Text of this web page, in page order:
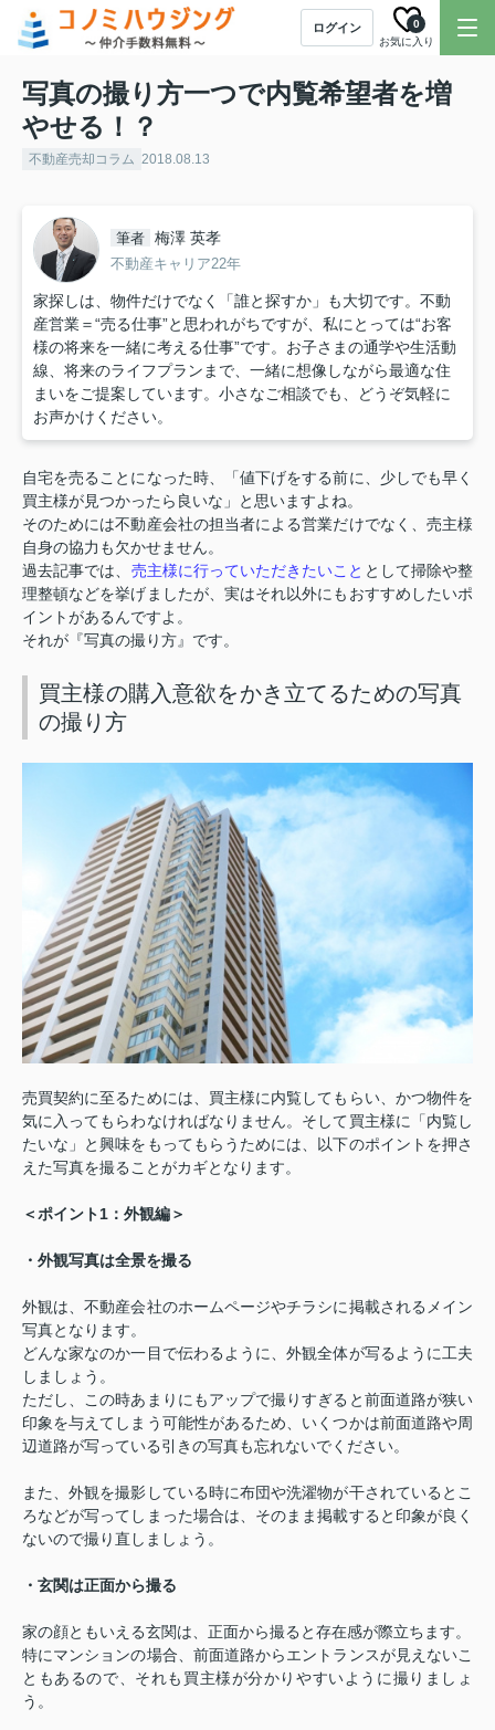
ログイン
お気に入り
0
写真の撮り方一つで内覧希望者を増
やせる！？
不動産売却コラム 2018.08.13
筆者 梅澤 英孝
不動産キャリア22年
家探しは、物件だけでなく「誰と探すか」も大切です。不動
産営業＝“売る仕事”と思われがちですが、私にとっては“お客
様の将来を一緒に考える仕事”です。お子さまの通学や生活動
線、将来のライフプランまで、一緒に想像しながら最適な住
まいをご提案しています。小さなご相談でも、どうぞ気軽に
お声かけください。
自宅を売ることになった時、「値下げをする前に、少しでも早く
買主様が見つかったら良いな」と思いますよね。
そのためには不動産会社の担当者による営業だけでなく、売主様
自身の協力も欠かせません。
過去記事では、 売主様に行っていただきたいこと として掃除や整
理整頓などを挙げましたが、実はそれ以外にもおすすめしたいポ
イントがあるんですよ。
それが『写真の撮り方』です。
買主様の購入意欲をかき立てるための写真
の撮り方
売買契約に至るためには、買主様に内覧してもらい、かつ物件を
気に入ってもらわなければなりません。 そして買主様に「内覧し
たいな」と興味をもってもらうためには、以下のポイントを押さ
えた写真を撮ることがカギとなります。
＜ポイント 1 ：外観編＞
・外観写真は全景を撮る
外観は、不動産会社のホームページやチラシに掲載されるメイン
写真となります。
どんな家なのか一目で伝わるように、外観全体が写るように工夫
しましょう。
ただし、この時あまりにもアップで撮りすぎると前面道路が狭い
印象を与えてしまう可能性があるため、いくつかは前面道路や周
辺道路が写っている引きの写真も忘れないでください。
また、外観を撮影している時に布団や洗濯物が干されているとこ
ろなどが写ってしまった場合は、そのまま掲載すると印象が良く
ないので撮り直しましょう。
・玄関は正面から撮る
家の顔ともいえる玄関は、正面から撮ると存在感が際立ちます。
特にマンションの場合、前面道路からエントランスが見えないこ
ともあるので、それも買主様が分かりやすいように撮りましょ
う。